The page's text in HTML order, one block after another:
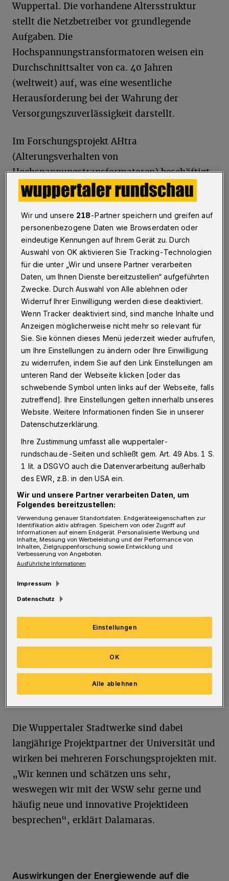
Wuppertal. Die vorhandene Altersstruktur
stellt die Netzbetreiber vor grundlegende
Aufgaben. Die
Hochspannungstransformatoren weisen ein
Durchschnittsalter von ca. 40 Jahren
(weltweit) auf, was eine wesentliche
Herausforderung bei der Wahrung der
Versorgungszuverlässigkeit darstellt.
Im Forschungsprojekt AHtra
(Alterungsverhalten von
Hochspannungstransformatoren) beschäftigt
sich am Lehrstuhl für Elektrische
Energieversorgungstechnik von Prof. Dr.-Ing.
Markus Zdrallek der Ingenieur Dr. Petros
Dalamaras zusammen mit seinem Kollegen
Niklas Schmidt mit den Herausforderungen,
vor denen die Netze aufgrund der
Energiewende stehen. Die Frage, ob die
Netzbetreiber in diesem Zusammenhang die
Entwicklung verpasst haben, verneint der
Wissenschaftler kategorisch.
„Die Netzbetreiber haben bisher einen sehr
guten Job gemacht und machen diesen
weiterhin sehr gewissenhaft“, konstatiert
Dalamaras den derzeitigen Stand der Dinge
und betont: „Deutschland belegt bei der
Zuverlässigkeit der Stromversorgung
international einen Spitzenplatz.“ Die
Hochspannungstransformatoren zeigten im
Gegenteil keine extremen Störanfälligkeiten
und wiesen sehr niedrige
Ausfallwahrscheinlichkeiten auf. „So ein
Hochspannungstransformator fällt statistisch
gesehen alle 100 Jahre aus.
Zukunft nichts verpasst würde, „aber die
Zustände der Hochspannungstransformatoren
in der DACH-Region (DACH-Region meint das
Gebiet Deutschland, Österreich und Schweiz,
Anm. d. Red.) weisen ein sehr hohes Niveau
Die Wuppertaler Stadtwerke sind dabei
langjährige Projektpartner der Universität und
wirken bei mehreren Forschungsprojekten mit.
„Wir kennen und schätzen uns sehr,
weswegen wir mit der WSW sehr gerne und
häufig neue und innovative Projektideen
besprechen“, erklärt Dalamaras.
Auswirkungen der Energiewende auf die
Wir und unsere 218-Partner speichern und greifen auf
personenbezogene Daten wie Browserdaten oder
eindeutige Kennungen auf Ihrem Gerät zu. Durch
Auswahl von OK aktivieren Sie Tracking-Technologien
für die unter „Wir und unsere Partner verarbeiten
Daten, um Ihnen Dienste bereitzustellen“ aufgeführten
Zwecke. Durch Auswahl von Alle ablehnen oder
Widerruf Ihrer Einwilligung werden diese deaktiviert.
Wenn Tracker deaktiviert sind, sind manche Inhalte und
Anzeigen möglicherweise nicht mehr so relevant für
Sie. Sie können dieses Menü jederzeit wieder aufrufen,
um Ihre Einstellungen zu ändern oder Ihre Einwilligung
zu widerrufen, indem Sie auf den Link Einstellungen am
unteren Rand der Webseite klicken [oder das
schwebende Symbol unten links auf der Webseite, falls
zutreffend]. Ihre Einstellungen gelten innerhalb unseres
Website. Weitere Informationen finden Sie in unserer
Datenschutzerklärung.
Ihre Zustimmung umfasst alle wuppertaler-
rundschau.de-Seiten und schließt gem. Art. 49 Abs. 1 S.
1 lit. a DSGVO auch die Datenverarbeitung außerhalb
des EWR, z.B. in den USA ein.
Wir und unsere Partner verarbeiten Daten, um
Folgendes bereitzustellen:
Verwendung genauer Standortdaten. Endgeräteeigenschaften zur
Identifikation aktiv abfragen. Speichern von oder Zugriff auf
Informationen auf einem Endgerät. Personalisierte Werbung und
Inhalte, Messung von Werbeleistung und der Performance von
Inhalten, Zielgruppenforschung sowie Entwicklung und
Verbesserung von Angeboten.
Ausführliche Informationen
Impressum
Datenschutz
Einstellungen
Alle ablehnen
OK